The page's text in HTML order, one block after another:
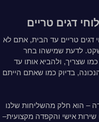
דגים טריים
טריים עד הבית, אתם לא
לדעת שמישהו בחר
שצריך, ולהביא אותו עד
בדיוק כמו שאתם הייתם
– הוא חלק מהשליחות שלנו
אישי והקפדה מקצועית–